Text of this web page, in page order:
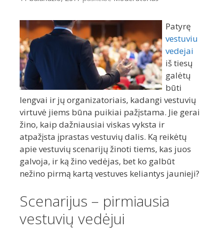
Patyrę
vestuviu
vedejai
iš tiesų
galėtų
būti
lengvai ir jų organizatoriais, kadangi vestuvių
virtuvė jiems būna puikiai pažįstama. Jie gerai
žino, kaip dažniausiai viskas vyksta ir
atpažįsta įprastas vestuvių dalis. Ką reikėtų
apie vestuvių scenarijų žinoti tiems, kas juos
galvoja, ir ką žino vedėjas, bet ko galbūt
nežino pirmą kartą vestuves keliantys jaunieji?
Scenarijus – pirmiausia
vestuvių vedėjui